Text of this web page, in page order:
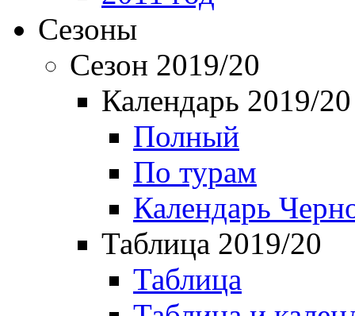
Сезоны
Сезон 2019/20
Календарь 2019/20
Полный
По турам
Календарь
Таблица 2019/20
Таблица